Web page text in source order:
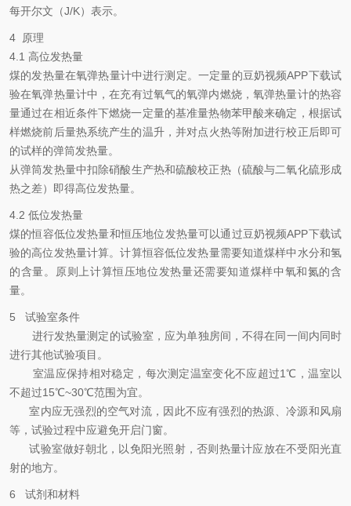
每开尔文（J/K）表示。
4 原理
4.1 高位发热量
煤的发热量在氧弹热量计中进行测定。一定量的豆奶视频APP下载试
验在氧弹热量计中，在充有过氧气的氧弹内燃烧，氧弹热量计的热容
量通过在相近条件下燃烧一定量的基准量热物苯甲酸来确定，根据试
样燃烧前后量热系统产生的温升，并对点火热等附加进行校正后即可
的试样的弹筒发热量。
从弹筒发热量中扣除硝酸生产热和硫酸校正热（硫酸与二氧化硫形成
热之差）即得高位发热量。
4.2 低位发热量
煤的恒容低位发热量和恒压地位发热量可以通过豆奶视频APP下载试
验的高位发热量计算。计算恒容低位发热量需要知道煤样中水分和氢
的含量。原则上计算恒压地位发热量还需要知道煤样中氧和氮的含
量。
5 试验室条件
进行发热量测定的试验室，应为单独房间，不得在同一间内同时
进行其他试验项目。
室温应保持相对稳定，每次测定温室变化不应超过1℃，温室以
不超过15℃~30℃范围为宜。
室内应无强烈的空气对流，因此不应有强烈的热源、冷源和风扇
等，试验过程中应避免开启门窗。
试验室做好朝北，以免阳光照射，否则热量计应放在不受阳光直
射的地方。
6 试剂和材料